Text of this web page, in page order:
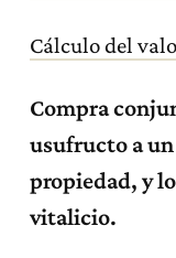
Cálculo del
Compra
usufructo a
propiedad, y
vitalicio.